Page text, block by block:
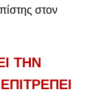
στον
ΤΗΝ